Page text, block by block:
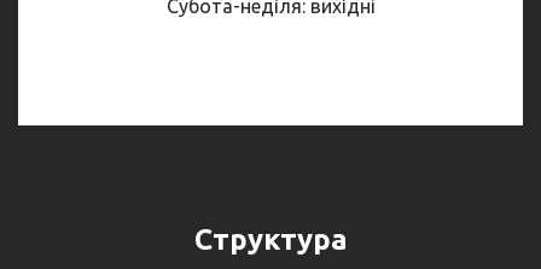
Субота-неділя: вихідні
Структура